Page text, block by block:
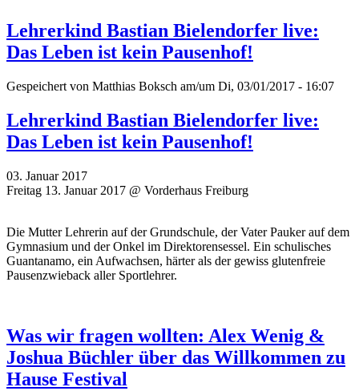
Lehrerkind Bastian Bielendorfer live:
Das Leben ist kein Pausenhof!
Gespeichert von Matthias Boksch am/um Di, 03/01/2017 - 16:07
Lehrerkind Bastian Bielendorfer live:
Das Leben ist kein Pausenhof!
03. Januar 2017
Freitag 13. Januar 2017 @ Vorderhaus Freiburg
Die Mutter Lehrerin auf der Grundschule, der Vater Pauker auf dem
Gymnasium und der Onkel im Direktorensessel. Ein schulisches
Guantanamo, ein Aufwachsen, härter als der gewiss glutenfreie
Pausenzwieback aller Sportlehrer.
Was wir fragen wollten: Alex Wenig &
Joshua Büchler über das Willkommen zu
Hause Festival